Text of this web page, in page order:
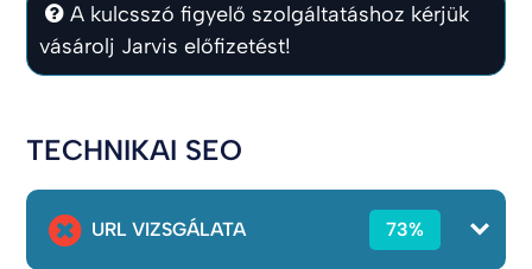
A kulcsszó figyelő szolgáltatáshoz kérjük
vásárolj Jarvis előfizetést!
TECHNIKAI SEO
URL VIZSGÁLATA 73%